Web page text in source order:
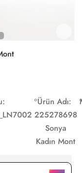
Ürün Adı:
225278698
Sonya
Kadın Mont